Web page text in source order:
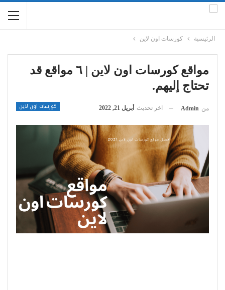
الرئيسية كورسات اون لاين
مواقع كورسات اون لاين | ٦ مواقع قد
تحتاج إليهم.
كورسات اون لاين من Admin اخر تحديث أبريل 21, 2022